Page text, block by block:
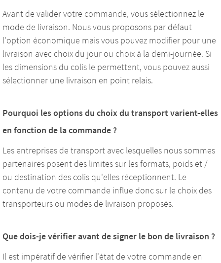
Avant de valider votre commande, vous sélectionnez le
mode de livraison. Nous vous proposons par défaut
l'option économique mais vous pouvez modifier pour une
livraison avec choix du jour ou choix à la demi-journée. Si
les dimensions du colis le permettent, vous pouvez aussi
sélectionner une livraison en point relais.
Pourquoi les options du choix du transport varient-elles
en fonction de la commande ?
Les entreprises de transport avec lesquelles nous sommes
partenaires posent des limites sur les formats, poids et /
ou destination des colis qu'elles réceptionnent. Le
contenu de votre commande influe donc sur le choix des
transporteurs ou modes de livraison proposés.
Que dois-je vérifier avant de signer le bon de livraison ?
Il est impératif de vérifier l'état de votre commande en